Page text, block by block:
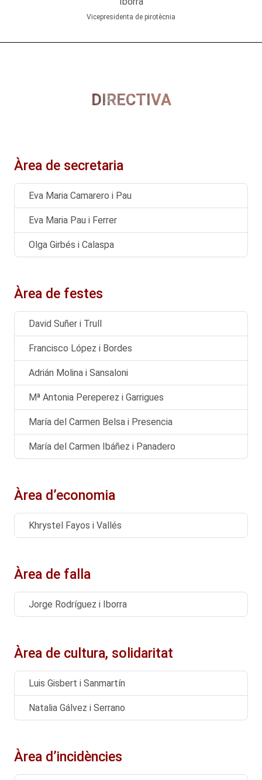
Vicepresidenta de pirotècnia
DIRECTIVA
Àrea de secretaria
Eva Maria Camarero i Pau
Eva Maria Pau i Ferrer
Olga Girbés i Calaspa
Àrea de festes
David Suñer i Trull
Francisco López i Bordes
Adrián Molina i Sansaloni
Mª Antonia Pereperez i Garrigues
María del Carmen Belsa i Presencia
María del Carmen Ibáñez i Panadero
Àrea d’economia
Khrystel Fayos i Vallés
Àrea de falla
Jorge Rodríguez i Iborra
Àrea de cultura, solidaritat
Luis Gisbert i Sanmartín
Natalia Gálvez i Serrano
Àrea d’incidències